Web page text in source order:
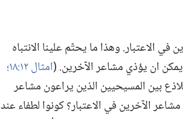
الاعتبار.‏ وهذا ما يحتّم علينا الانتباه
يمكن ان يؤذي مشاعر الآخرين.‏ (‏امثال ١٢:‏١٨؛‏
بين المسيحيين الذين يراعون مشاعر
الآخرين في الاعتبار؟‏ كونوا لطفاء عند